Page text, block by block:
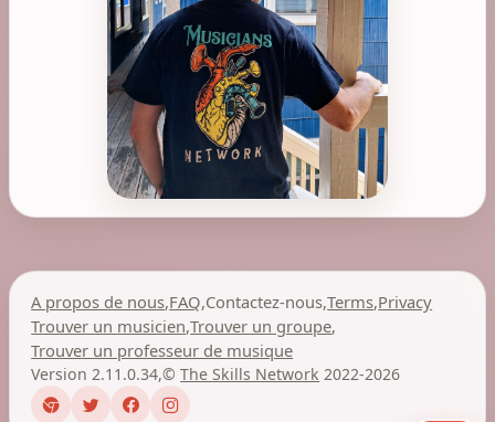
A propos de nous,FAQ,Contactez-nous,Terms,Privacy
Trouver un musicien,Trouver un groupe,
Trouver un professeur de musique
Version 2.11.0.34,©The Skills Network 2022-2026